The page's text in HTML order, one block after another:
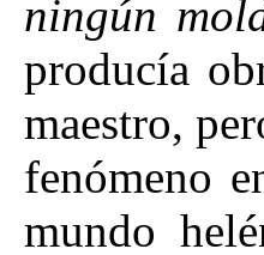
ningún
producía
maestro,
fenómeno
mundo